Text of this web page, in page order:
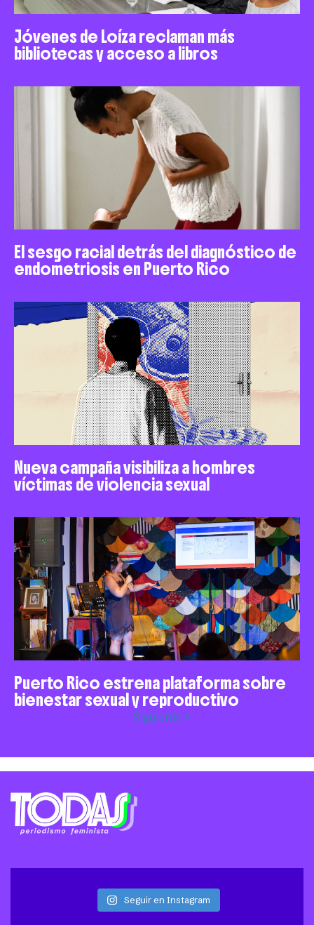
Jóvenes de Loíza reclaman más
bibliotecas y acceso a libros
El sesgo racial detrás del diagnóstico de
endometriosis en Puerto Rico
Nueva campaña visibiliza a hombres
víctimas de violencia sexual
Puerto Rico estrena plataforma sobre
bienestar sexual y reproductivo
Siguiente »
Seguir en Instagram